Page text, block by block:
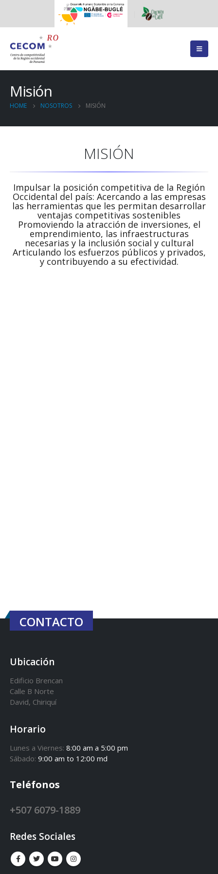
Misión
HOME NOSOTROS MISIÓN
MISIÓN
Impulsar la posición competitiva de la Región
Occidental del país: Acercando a las empresas
las herramientas que les permitan desarrollar
ventajas competitivas sostenibles
Promoviendo la atracción de inversiones, el
emprendimiento, las infraestructuras
necesarias y la inclusión social y cultural
Articulando los esfuerzos públicos y privados,
y contribuyendo a su efectividad.
CONTACTO
Ubicación
Edificio Brencan
Calle B Norte
David, Chiriquí
Horario
Lunes a Viernes: 8:00 am a 5:00 pm
Sábado: 9:00 am to 12:00 md
Teléfonos
+507 6079-1889
Redes Sociales